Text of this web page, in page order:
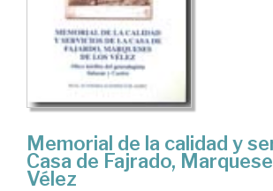
Memorial de la calidad y
Casa de Fajrado,
Vélez